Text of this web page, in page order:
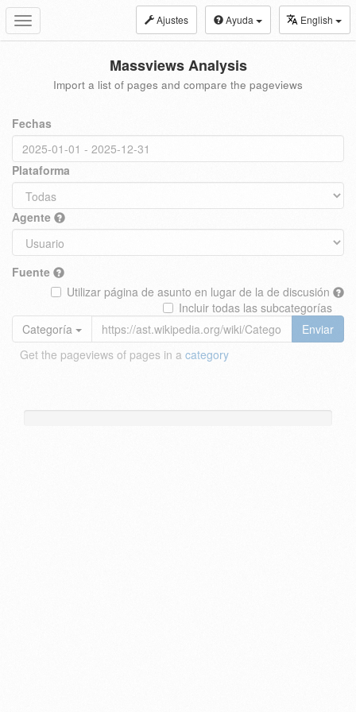
Toggle
navigation
Ajustes Ayuda English
Massviews Analysis
Import a list of pages and compare the pageviews
Fechas
Plataforma
Agente
Fuente
Utilizar página de asunto en lugar de la de discusión
Incluir todas las subcategorías
Categoría
Enviar
Get the pageviews of pages in a category